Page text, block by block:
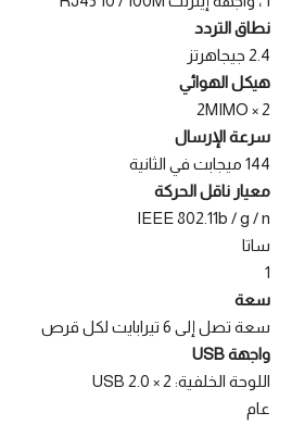
نطاق التردد
2.4 جيجاهرتز
هيكل الهوائي
2 × 2MIMO
سرعة الإرسال
144 ميجابت في الثانية
معيار ناقل الحركة
IEEE 802.11b / g / n
ساتا
1
سعة
سعة تصل إلى 6 تيرابايت لكل قرص
واجهة USB
اللوحة الخلفية: 2 × USB 2.0
عام